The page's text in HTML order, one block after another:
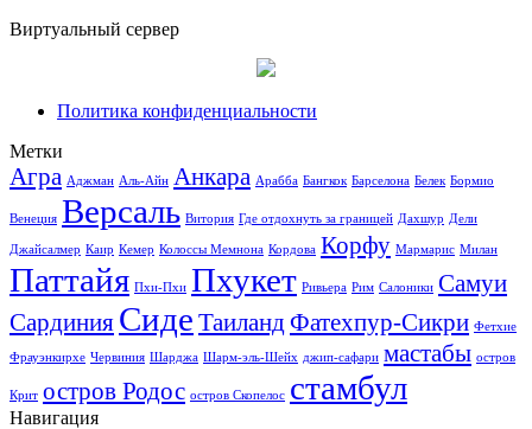
Виртуальный сервер
Политика конфиденциальности
Метки
Агра Аджман Аль-Айн Анкара Арабба Бангкок Барселона Белек Бормио
Венеция Версаль Витория Где отдохнуть за границей Дахшур Дели
Джайсалмер Каир Кемер Колоссы Мемнона Кордова Корфу Мармарис Милан
Паттайя Пхи-Пхи Пхукет Ривьера Рим Салоники Самуи
Сардиния Сиде ТаиландФатехпур-Сикри Фетхие
Фрауэнкирхе Червиния Шарджа Шарм-эль-Шейх джип-сафари мастабы остров
Крит остров Родос остров Скопелос стамбул
Навигация